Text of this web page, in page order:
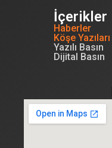
İçerikler
Haberler
Köşe Yazıları
Yazılı Basın
Dijital Basın